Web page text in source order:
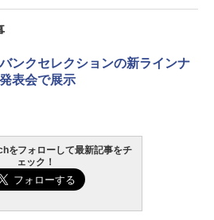
ンクセレクションの新ラインナ
表会で展示
をフォローして最新記事をチ
ェック！